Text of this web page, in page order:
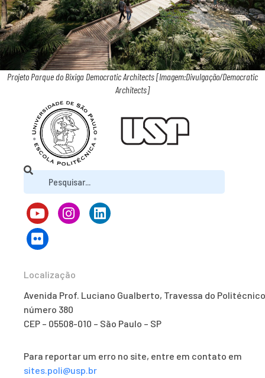
Projeto Parque do Bixiga Democratic Architects [Imagem:Divulgação/Democratic
Architects]
Localização
Avenida Prof. Luciano Gualberto, Travessa do
número 380
CEP – 05508-010 – São Paulo – SP
Para reportar um erro no site, entre em contato em
sites.poli@usp.br